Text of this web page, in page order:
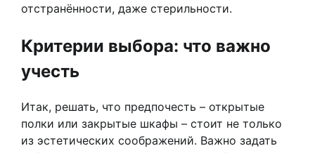
отстранённости, даже стерильности.
Критерии выбора: что важно
учесть
Итак, решать, что предпочесть – открытые
полки или закрытые шкафы – стоит не только
из эстетических соображений. Важно задать